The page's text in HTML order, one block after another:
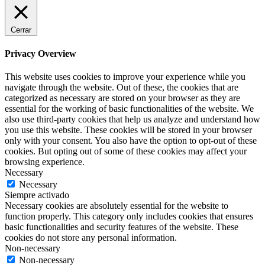
Cerrar
Privacy Overview
This website uses cookies to improve your experience while you
navigate through the website. Out of these, the cookies that are
categorized as necessary are stored on your browser as they are
essential for the working of basic functionalities of the website. We
also use third-party cookies that help us analyze and understand how
you use this website. These cookies will be stored in your browser
only with your consent. You also have the option to opt-out of these
cookies. But opting out of some of these cookies may affect your
browsing experience.
Necessary
Necessary
Siempre activado
Necessary cookies are absolutely essential for the website to
function properly. This category only includes cookies that ensures
basic functionalities and security features of the website. These
cookies do not store any personal information.
Non-necessary
Non-necessary